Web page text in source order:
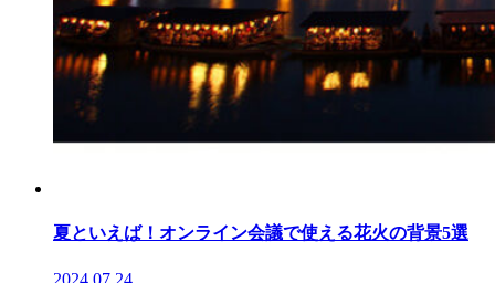
夏といえば！オンライン会議で使える花火の背景5選
2024.07.24